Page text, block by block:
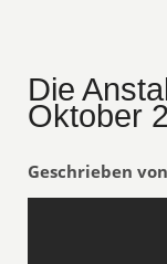
Die
Oktober
Geschrieben